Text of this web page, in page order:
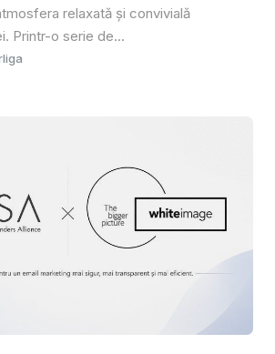
relaxată și convivială
Printr-o serie de...